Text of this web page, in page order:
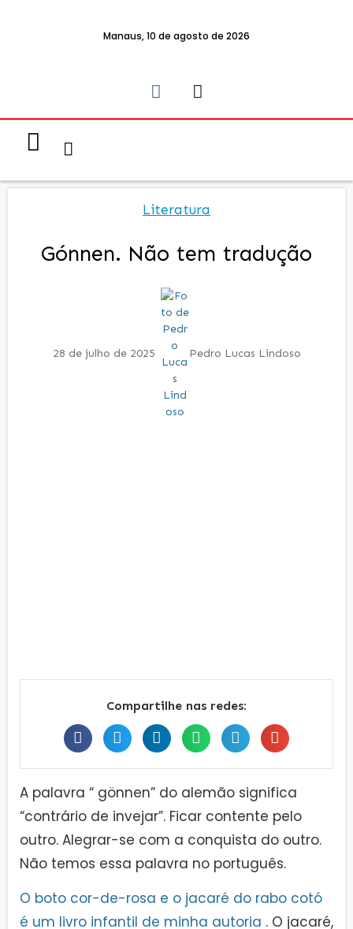
Manaus, 10 de agosto de 2026
Literatura
Gónnen. Não tem tradução
28 de julho de 2025 Pedro Lucas Lindoso
Compartilhe nas redes:
A palavra “ gönnen” do alemão significa
“contrário de invejar”. Ficar contente pelo
outro. Alegrar-se com a conquista do outro.
Não temos essa palavra no português.
O boto cor-de-rosa e o jacaré do rabo cotó
é um livro infantil de minha autoria . O jacaré,